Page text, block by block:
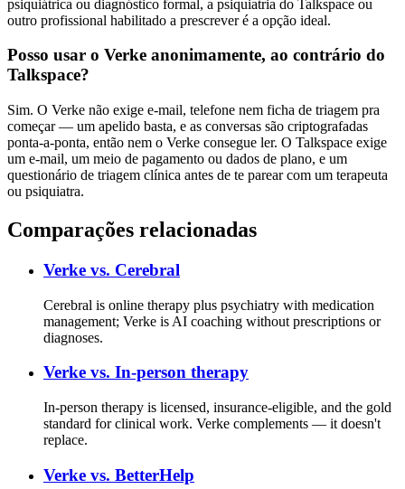
psiquiátrica ou diagnóstico formal, a psiquiatria do Talkspace ou
outro profissional habilitado a prescrever é a opção ideal.
Posso usar o Verke anonimamente, ao contrário do
Talkspace?
Sim. O Verke não exige e-mail, telefone nem ficha de triagem pra
começar — um apelido basta, e as conversas são criptografadas
ponta-a-ponta, então nem o Verke consegue ler. O Talkspace exige
um e-mail, um meio de pagamento ou dados de plano, e um
questionário de triagem clínica antes de te parear com um terapeuta
ou psiquiatra.
Comparações relacionadas
Verke vs. Cerebral
Cerebral is online therapy plus psychiatry with medication
management; Verke is AI coaching without prescriptions or
diagnoses.
Verke vs. In-person therapy
In-person therapy is licensed, insurance-eligible, and the gold
standard for clinical work. Verke complements — it doesn't
replace.
Verke vs. BetterHelp